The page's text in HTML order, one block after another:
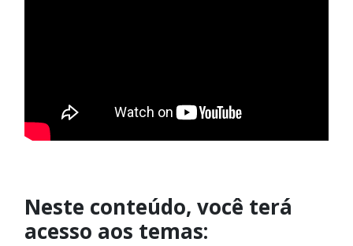
Neste conteúdo, você terá
acesso aos temas: